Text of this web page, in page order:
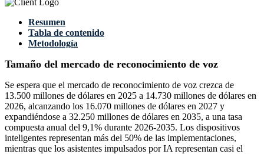
Resumen
Tabla de contenido
Metodología
Tamaño del mercado de reconocimiento de voz
Se espera que el mercado de reconocimiento de voz crezca de
13.500 millones de dólares en 2025 a 14.730 millones de dólares en
2026, alcanzando los 16.070 millones de dólares en 2027 y
expandiéndose a 32.250 millones de dólares en 2035, a una tasa
compuesta anual del 9,1% durante 2026-2035. Los dispositivos
inteligentes representan más del 50% de las implementaciones,
mientras que los asistentes impulsados ​​por IA representan casi el